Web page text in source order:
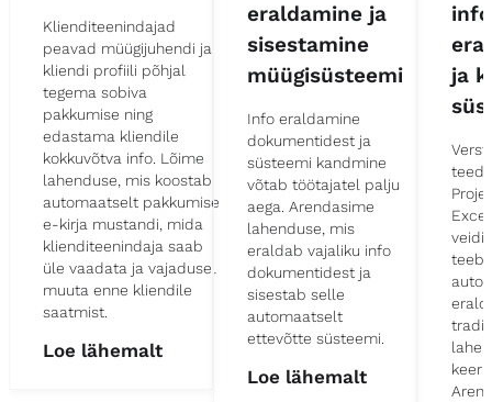
Klienditeenindajad
peavad müügijuhendi ja
kliendi profiili põhjal
tegema sobiva
pakkumise ning
edastama kliendile
kokkuvõtva info. Lõime
lahenduse, mis koostab
automaatselt pakkumise
e-kirja mustandi, mida
klienditeenindaja saab
üle vaadata ja vajadusel
muuta enne kliendile
saatmist.
Loe lähemalt
eraldamine ja
sisestamine
müügisüsteemi
Info eraldamine
dokumentidest ja
süsteemi kandmine
võtab töötajatel palju
aega. Arendasime
lahenduse, mis
eraldab vajaliku info
dokumentidest ja
sisestab selle
automaatselt
ettevõtte süsteemi.
Loe lähemalt
info
ja
veidi
teeb